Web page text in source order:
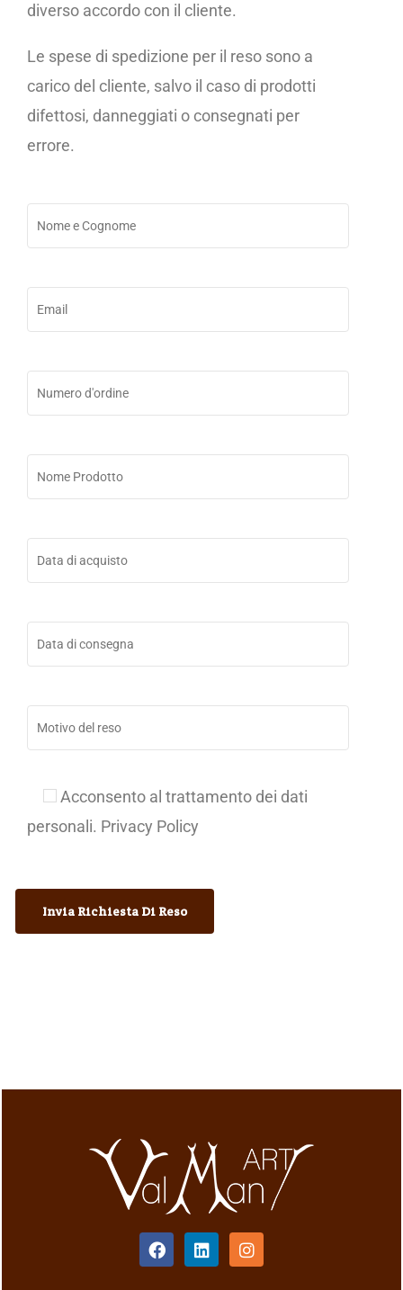
diverso accordo con il cliente.
Le spese di spedizione per il reso sono a
carico del cliente, salvo il caso di prodotti
difettosi, danneggiati o consegnati per
errore.
Acconsento al trattamento dei dati
personali. Privacy Policy